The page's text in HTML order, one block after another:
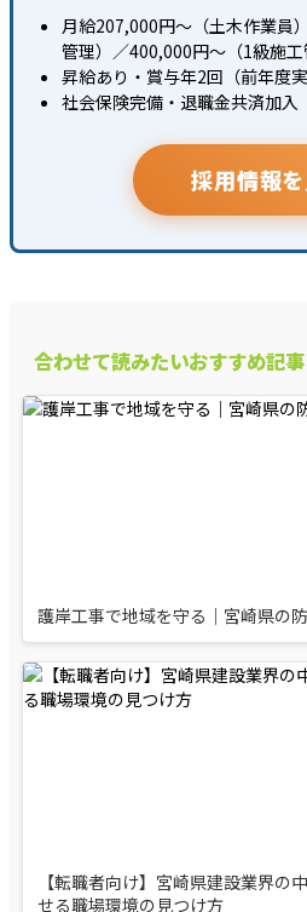
月給207,000円〜（土木作業員
管理）／400,000円〜（1級施工
昇給あり・賞与年2回（前年度実
社会保険完備・退職金共済加入
採用情報
合わせて読みたいおすすめ記事
護岸工事で地域を守る｜宮崎県の
【転職者向け】宮崎県建設業界の
せる職場環境の見つけ方